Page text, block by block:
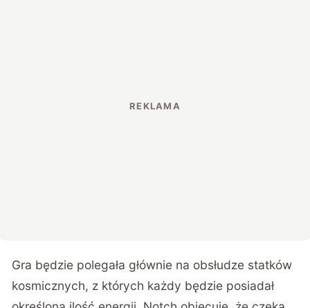
Gra będzie polegała głównie na obsłudze statków
kosmicznych, z których każdy będzie posiadał